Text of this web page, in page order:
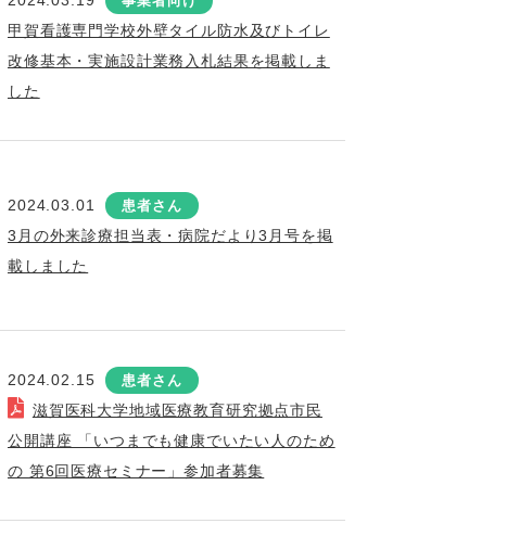
甲賀看護専門学校外壁タイル防水及びトイレ
改修基本・実施設計業務入札結果を掲載しま
した
2024.03.01 患者さん
3月の外来診療担当表・病院だより3月号を掲
載しました
2024.02.15 患者さん
滋賀医科大学地域医療教育研究拠点市民
公開講座 「いつまでも健康でいたい人のため
の 第6回医療セミナー」参加者募集